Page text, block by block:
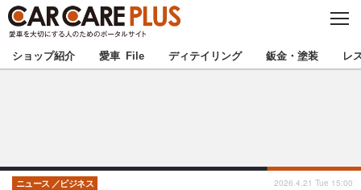
C
S
E
★カーケアプラス認定★ 厳選プロショップを地域から探す
甲信越 北陸
ショップ紹介 愛車 File ディテイリング 鈑金・塗装 レ
ニュース ビジネス 2026.4.21 Tue 15:00